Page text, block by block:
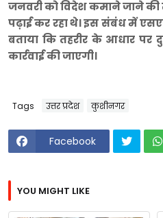
जनवरी को विदेश कमाने जाने की
पढ़ाई कर रहा थे। इस संबंध में
बताया कि तहरीर के आधार पर
कार्रवाई की जाएगी।
Tags उत्तर प्रदेश कुशीनगर
Facebook
YOU MIGHT LIKE